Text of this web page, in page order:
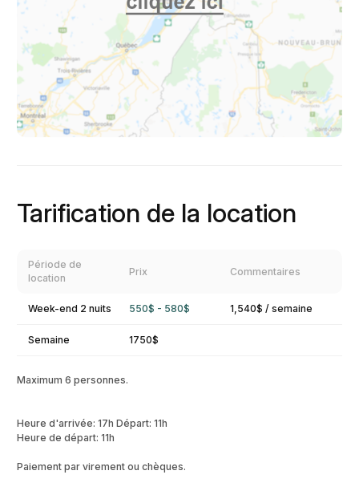
Tarification de la location
Période de
location
Prix Commentaires
Week-end 2 nuits 550$ - 580$ 1,540$ / semaine
Semaine 1750$
Maximum 6 personnes.
Heure d'arrivée: 17h Départ: 11h
Heure de départ: 11h
Paiement par virement ou chèques.